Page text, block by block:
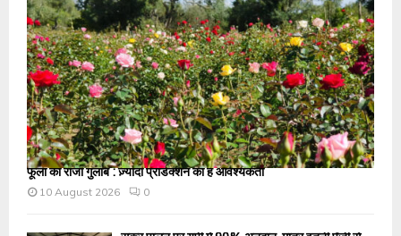
फूलों का राजा गुलाब : ज़्यादा प्रोडक्शन की है आवश्यकता
10 August 2026
0